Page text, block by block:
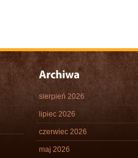
sierpień 2026
lipiec 2026
czerwiec 2026
maj 2026